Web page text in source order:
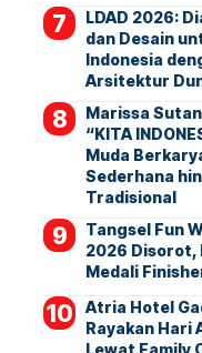
LDAD 2026:
dan Desain
Indonesia
Arsitektur
Marissa
“KITA
Muda
Sederhana
Tradisional
Tangsel Fun
2026 Disorot,
Medali
Atria Hotel
Rayakan Hari